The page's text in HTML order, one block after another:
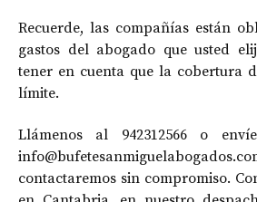
Recuerde, las compañías están
gastos del abogado que usted
tener en cuenta que la cobertura
límite.
Llámenos al 942312566 o
contactaremos sin compromiso.